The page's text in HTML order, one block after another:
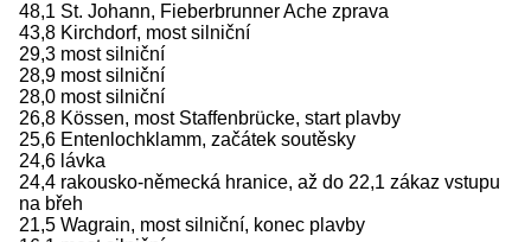
48,1 St. Johann, Fieberbrunner Ache zprava
43,8 Kirchdorf, most silniční
29,3 most silniční
28,9 most silniční
28,0 most silniční
26,8 Kössen, most Staffenbrücke, start plavby
25,6 Entenlochklamm, začátek soutěsky
24,6 lávka
24,4 rakousko-německá hranice, až do 22,1 zákaz vstupu
na břeh
21,5 Wagrain, most silniční, konec plavby